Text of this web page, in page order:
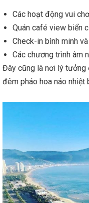
Các hoạt động vui
Quán café view biển
Check-in bình minh
Các chương trình âm
Đây cũng là nơi lý tưởng
đêm pháo hoa náo nhiệt